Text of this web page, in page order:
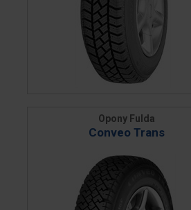
Opony Fulda
Conveo Trans